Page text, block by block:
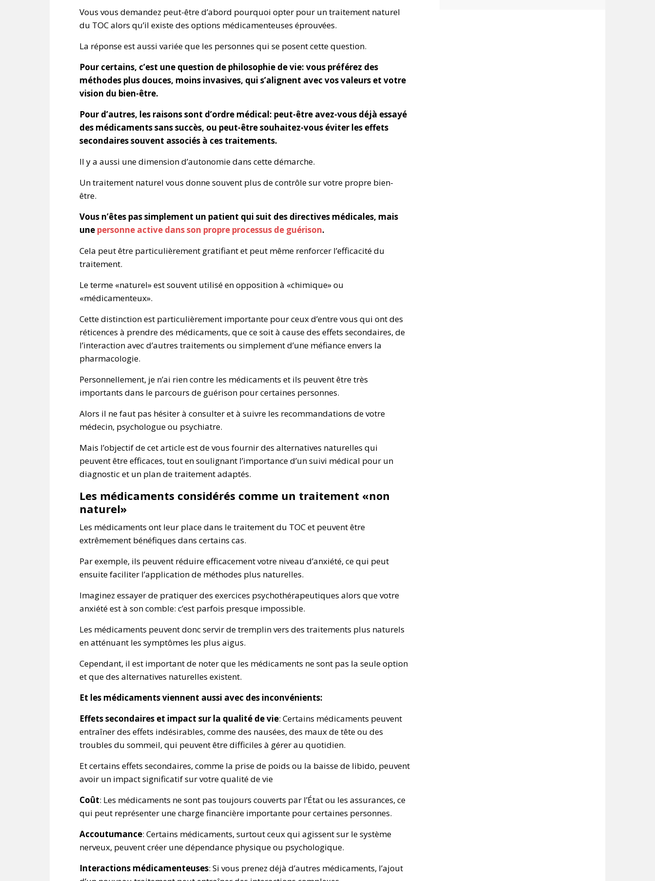
Vous vous demandez peut-être d’abord pourquoi opter pour un traitement naturel
du TOC alors qu’il existe des options médicamenteuses éprouvées.
La réponse est aussi variée que les personnes qui se posent cette question.
Pour certains, c’est une question de philosophie de vie: vous préférez des
méthodes plus douces, moins invasives, qui s’alignent avec vos valeurs et votre
vision du bien-être.
Pour d’autres, les raisons sont d’ordre médical: peut-être avez-vous déjà essayé
des médicaments sans succès, ou peut-être souhaitez-vous éviter les effets
secondaires souvent associés à ces traitements.
Il y a aussi une dimension d’autonomie dans cette démarche.
Un traitement naturel vous donne souvent plus de contrôle sur votre propre bien-
être.
Vous n’êtes pas simplement un patient qui suit des directives médicales, mais
une personne active dans son propre processus de guérison.
Cela peut être particulièrement gratifiant et peut même renforcer l’efficacité du
traitement.
Le terme «naturel» est souvent utilisé en opposition à «chimique» ou
«médicamenteux».
Cette distinction est particulièrement importante pour ceux d’entre vous qui ont des
réticences à prendre des médicaments, que ce soit à cause des effets secondaires, de
l’interaction avec d’autres traitements ou simplement d’une méfiance envers la
pharmacologie.
Personnellement, je n’ai rien contre les médicaments et ils peuvent être très
importants dans le parcours de guérison pour certaines personnes.
Alors il ne faut pas hésiter à consulter et à suivre les recommandations de votre
médecin, psychologue ou psychiatre.
Mais l’objectif de cet article est de vous fournir des alternatives naturelles qui
peuvent être efficaces, tout en soulignant l’importance d’un suivi médical pour un
diagnostic et un plan de traitement adaptés.
Les médicaments considérés comme un traitement «non
naturel»
Les médicaments ont leur place dans le traitement du TOC et peuvent être
extrêmement bénéfiques dans certains cas.
Par exemple, ils peuvent réduire efficacement votre niveau d’anxiété, ce qui peut
ensuite faciliter l’application de méthodes plus naturelles.
Imaginez essayer de pratiquer des exercices psychothérapeutiques alors que votre
anxiété est à son comble: c’est parfois presque impossible.
Les médicaments peuvent donc servir de tremplin vers des traitements plus naturels
en atténuant les symptômes les plus aigus.
Cependant, il est important de noter que les médicaments ne sont pas la seule option
et que des alternatives naturelles existent.
Et les médicaments viennent aussi avec des inconvénients:
Effets secondaires et impact sur la qualité de vie: Certains médicaments peuvent
entraîner des effets indésirables, comme des nausées, des maux de tête ou des
troubles du sommeil, qui peuvent être difficiles à gérer au quotidien.
Et certains effets secondaires, comme la prise de poids ou la baisse de libido, peuvent
avoir un impact significatif sur votre qualité de vie
Coût: Les médicaments ne sont pas toujours couverts par l’État ou les assurances, ce
qui peut représenter une charge financière importante pour certaines personnes.
Accoutumance: Certains médicaments, surtout ceux qui agissent sur le système
nerveux, peuvent créer une dépendance physique ou psychologique.
Interactions médicamenteuses: Si vous prenez déjà d’autres médicaments, l’ajout